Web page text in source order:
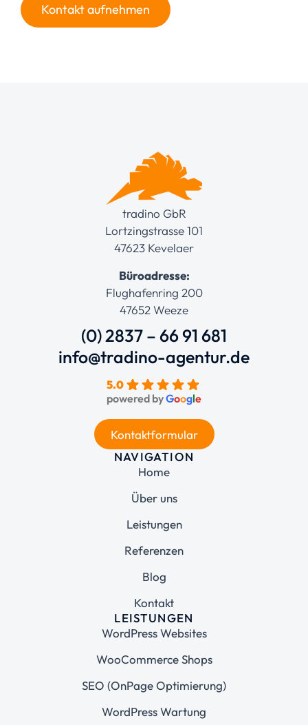
Kontakt aufnehmen
tradino GbR
Lortzingstrasse 101
47623 Kevelaer
Büroadresse:
Flughafenring 200
47652 Weeze
(0) 2837 – 66 91 681
info@tradino-agentur.de
5.0
powered byGoogle
Kontaktformular
NAVIGATION
Home
Über uns
Leistungen
Referenzen
Blog
Kontakt
LEISTUNGEN
WordPress Websites
WooCommerce Shops
SEO (OnPage Optimierung)
WordPress Wartung